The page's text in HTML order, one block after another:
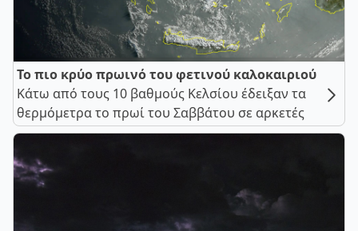
Το πιο κρύο πρωινό του φετινού καλοκαιριού
Κάτω από τους 10 βαθμούς Κελσίου έδειξαν τα
θερμόμετρα το πρωί του Σαββάτου σε αρκετές